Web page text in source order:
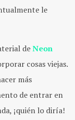
le
deNeon
cosas viejas.
más
de entrar en
¡quién lo diría!